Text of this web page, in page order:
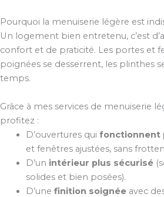
Pourquoi la menuiserie légère est
Un logement bien entretenu, c’est
confort et de praticité. Les portes et
poignées se desserrent, les plinthes
temps.
Grâce à mes services de menuiserie
profitez :
D’ouvertures qui fonctionnent
et fenêtres ajustées, sans
D’un intérieur plus sécurisé
solides et bien posées).
D’une finition soignéeavec